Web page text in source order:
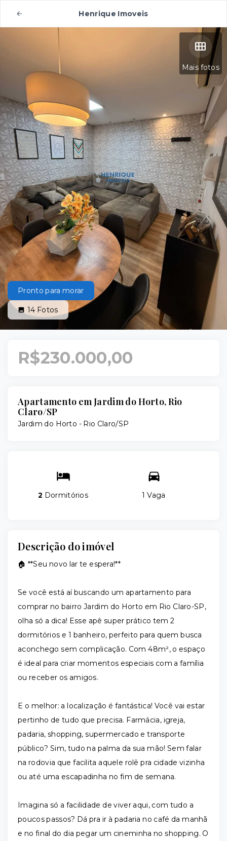
Henrique Imoveis
Mais fotos
Pronto para morar
14 Fotos
R$230.000,00
Apartamento em Jardim do Horto, Rio
Claro/SP
Jardim do Horto - Rio Claro/SP
2 Dormitórios 1 Vaga
Descrição do imóvel
🏠 **Seu novo lar te espera!**
Se você está aí buscando um apartamento para
comprar no bairro Jardim do Horto em Rio Claro-SP,
olha só a dica! Esse apê super prático tem 2
dormitórios e 1 banheiro, perfeito para quem busca
aconchego sem complicação. Com 48m², o espaço
é ideal para criar momentos especiais com a família
ou receber os amigos.
E o melhor: a localização é fantástica! Você vai estar
pertinho de tudo que precisa. Farmácia, igreja,
padaria, shopping, supermercado e transporte
público? Sim, tudo na palma da sua mão! Sem falar
na rodovia que facilita aquele rolê pra cidade vizinha
ou até uma escapadinha no fim de semana.
Imagina só a facilidade de viver aqui, com tudo a
poucos passos? Dá pra ir à padaria no café da manhã
e no final do dia pegar um cineminha no shopping. O